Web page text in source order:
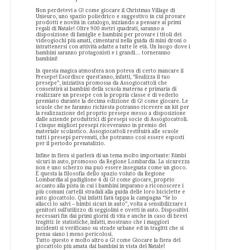
Non perdetevi a G! come giocare il Christmas Village di
Unieuro, uno spazio poliedrico e suggestivo in cui provare
prodotti e novità in catalogo, iniziando a pensare ai primi
regali di Natale! Oltre 900 metri quadrati, saranno a
disposizione di famiglie e bambini per provare i titoli dei
videogiochi più amati, cimentarsi nella guida di mini droni o
intrattenersi con attività adatte a tutte le età. Un luogo dove i
bambini saranno protagonisti e i grandi… torneranno
bambini!
In questa magica atmosfera non poteva di certo mancare il
Presepe! Esordisce quest'anno, infatti, “Realizza il tuo
presepe”, iniziativa promossa da Assogiocattoli che
consentirà ai bambini della scuola materna e primaria di
realizzare un presepe con la propria classe e di vederlo
premiato durante la decima edizione di G! come giocare. Le
scuole che ne faranno richiesta potranno ricevere un kit per
la realizzazione del proprio presepe messo a disposizione
dalle aziende produttrici di presepi socie di Assogiocattoli.
I cinque migliori presepi riceveranno in premio del
materiale scolastico. Assogiocattoli restituirà alle scuole
tutti i presepi pervenuti, che potranno così essere esposti
per il periodo prenatalizio.
Infine in fiera si parlerà di un tema molto importante: Bimbi
sicuri in auto, promosso da Regione Lombardia. La sicurezza
non è uno scherzo ma può essere insegnata come un gioco.
È questa la filosofia dello spazio voluto da Regione
Lombardia al padiglione 4 di G! come giocare, proprio
accanto alla pista in cui i bambini imparano a riconoscere i
più comuni cartelli stradali alla guida delle loro biciclette e
auto giocattolo. Qui infatti farà tappa la campagna “Se lo
allacci lo salvi – bimbi sicuri in auto”, volta a sensibilizzare i
genitori sull'utilizzo di seggiolini e ovetti in auto. Dispositivi
necessari fin dai primi giorni di vita e anche in caso di brevi
tragitti: le statistiche, infatti, mostrano che i maggiori
incidenti si verificano su strade urbane ed in tragitti che si
pensa siano i meno pericolosi.
Tutto questo e molto altro a G! come Giocare la fiera del
giocattolo più amata dai bambini in vista del Natale!